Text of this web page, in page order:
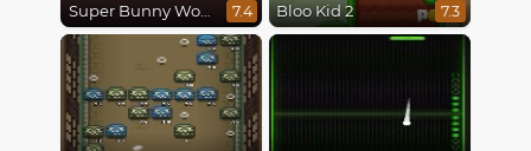
Super Bunny World 7.4 Bloo Kid 2 7.3